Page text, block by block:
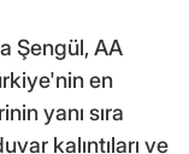
Şengül, AA
en
yanı sıra
kalıntıları ve